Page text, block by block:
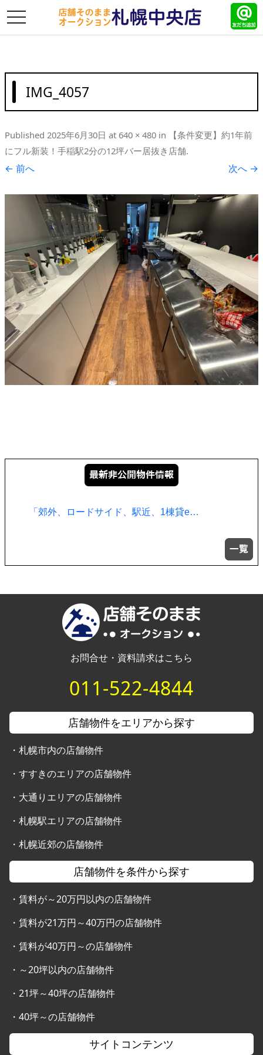
toggle
IMG_4057
Published 2025年6月30日 at 640 × 480 in
【条件変更】約1年前
にフル新装！手稲駅2分の12坪バー居抜き店舗.
← 前へ 次へ →
「郊外、ロードサイド、駅近、1棟貸e…
お問合せ・資料請求はこちら
011-522-4844
店舗物件をエリアから探す
・ 札幌市内の店舗物件
・ すすきのエリアの店舗物件
・ 大通りエリアの店舗物件
・ 札幌駅エリアの店舗物件
・ 札幌近郊の店舗物件
店舗物件を条件から探す
・ 賃料が～20万円以内の店舗物件
・ 賃料が21万円～40万円の店舗物件
・ 賃料が40万円～の店舗物件
・ ～20坪以内の店舗物件
・ 21坪～40坪の店舗物件
・ 40坪～の店舗物件
サイトコンテンツ